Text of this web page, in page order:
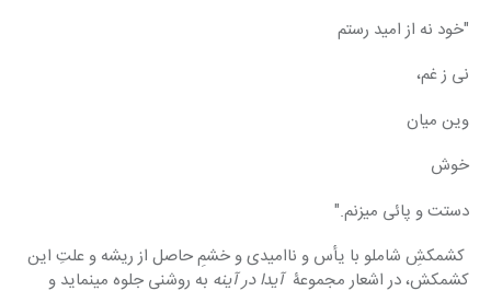
"خود نه از امید رستم
نی ز غم،
وین میان
خوش
دستت و پائی میزنم."
کشمکشِ شاملو با یأس و ناامیدی و خشمِ حاصل از ریشه و علتِ این
کشمکش، در اشعار مجموعۀ آیدا در آینه به روشنی جلوه مینماید و